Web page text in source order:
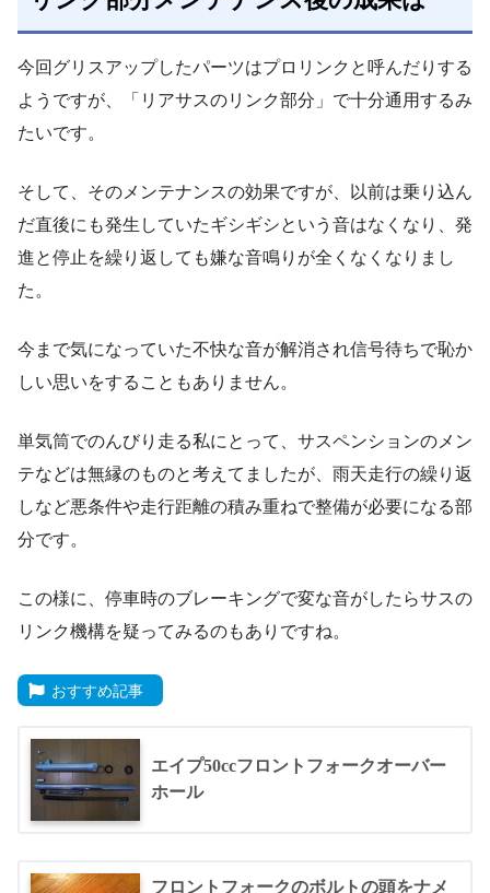
今回グリスアップしたパーツはプロリンクと呼んだりする
ようですが、「リアサスのリンク部分」で十分通用するみ
たいです。
そして、そのメンテナンスの効果ですが、以前は乗り込ん
だ直後にも発生していたギシギシという音はなくなり、発
進と停止を繰り返しても嫌な音鳴りが全くなくなりまし
た。
今まで気になっていた不快な音が解消され信号待ちで恥か
しい思いをすることもありません。
単気筒でのんびり走る私にとって、サスペンションのメン
テなどは無縁のものと考えてましたが、雨天走行の繰り返
しなど悪条件や走行距離の積み重ねで整備が必要になる部
分です。
この様に、停車時のブレーキングで変な音がしたらサスの
リンク機構を疑ってみるのもありですね。
おすすめ記事
エイプ50ccフロントフォークオーバー
ホール
フロントフォークのボルトの頭をナメ